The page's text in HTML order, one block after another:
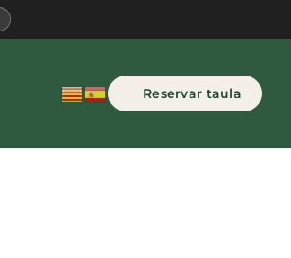
Reservar taula